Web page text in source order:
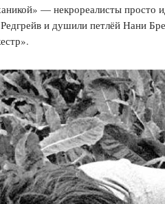
— некрореалисты просто
и душили петлёй Нани